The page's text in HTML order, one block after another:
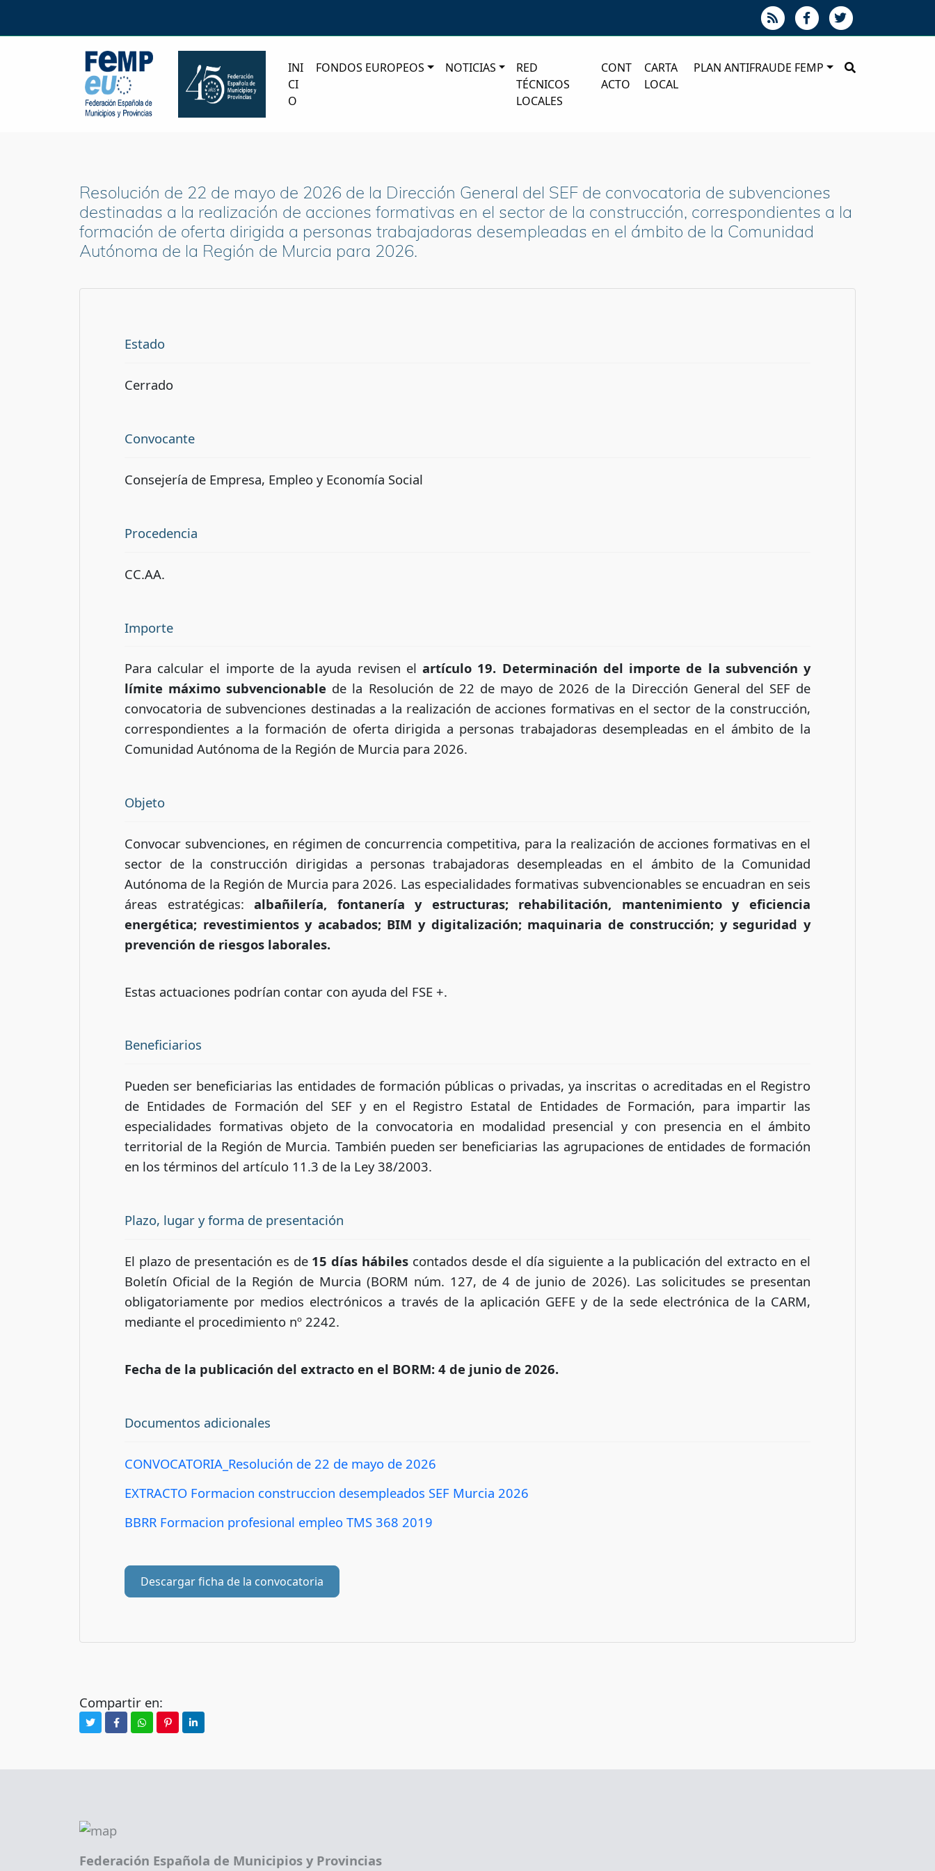
INI
CI
O
FONDOS EUROPEOS NOTICIAS
RED
TÉCNICOS
LOCALES
CONT
ACTO
CARTA
LOCAL
PLAN ANTIFRAUDE FEMP
Resolución de 22 de mayo de 2026 de la Dirección General del SEF de convocatoria de subvenciones
destinadas a la realización de acciones formativas en el sector de la construcción, correspondientes a la
formación de oferta dirigida a personas trabajadoras desempleadas en el ámbito de la Comunidad
Autónoma de la Región de Murcia para 2026.
Estado
Cerrado
Convocante
Consejería de Empresa, Empleo y Economía Social
Procedencia
CC.AA.
Importe
Para calcular el importe de la ayuda revisen elartículo 19. Determinación del importe de la subvención y
límite máximo subvencionable de la Resolución de 22 de mayo de 2026 de la Dirección General del SEF de
convocatoria de subvenciones destinadas a la realización de acciones formativas en el sector de la construcción,
correspondientes a la formación de oferta dirigida a personas trabajadoras desempleadas en el ámbito de la
Comunidad Autónoma de la Región de Murcia para 2026.
Objeto
Convocar subvenciones, en régimen de concurrencia competitiva, para la realización de acciones formativas en el
sector de la construcción dirigidas a personas trabajadoras desempleadas en el ámbito de la Comunidad
Autónoma de la Región de Murcia para 2026. Las especialidades formativas subvencionables se encuadran en seis
áreas estratégicas:albañilería, fontanería y estructuras; rehabilitación, mantenimiento y eficiencia
energética; revestimientos y acabados; BIM y digitalización; maquinaria de construcción; y seguridad y
prevención de riesgos laborales.
Estas actuaciones podrían contar con ayuda del FSE +.
Beneficiarios
Pueden ser beneficiarias las entidades de formación públicas o privadas, ya inscritas o acreditadas en el Registro
de Entidades de Formación del SEF y en el Registro Estatal de Entidades de Formación, para impartir las
especialidades formativas objeto de la convocatoria en modalidad presencial y con presencia en el ámbito
territorial de la Región de Murcia. También pueden ser beneficiarias las agrupaciones de entidades de formación
en los términos del artículo 11.3 de la Ley 38/2003.
Plazo, lugar y forma de presentación
El plazo de presentación es de 15 días hábiles contados desde el día siguiente a la publicación del extracto en el
Boletín Oficial de la Región de Murcia (BORM núm. 127, de 4 de junio de 2026). Las solicitudes se presentan
obligatoriamente por medios electrónicos a través de la aplicación GEFE y de la sede electrónica de la CARM,
mediante el procedimiento nº 2242.
Fecha de la publicación del extracto en el BORM: 4 de junio de 2026.
Documentos adicionales
CONVOCATORIA_Resolución de 22 de mayo de 2026
EXTRACTO Formacion construccion desempleados SEF Murcia 2026
BBRR Formacion profesional empleo TMS 368 2019
Descargar ficha de la convocatoria
Compartir en:
Federación Española de Municipios y Provincias